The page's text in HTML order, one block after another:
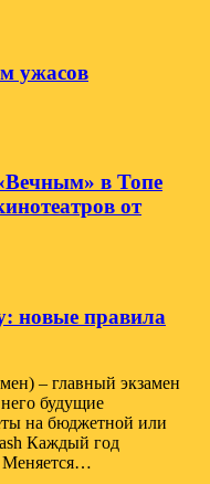
ужасов
в Топе
от
новые правила
– главный экзамен
будущие
на бюджетной или
Каждый год
Меняется…